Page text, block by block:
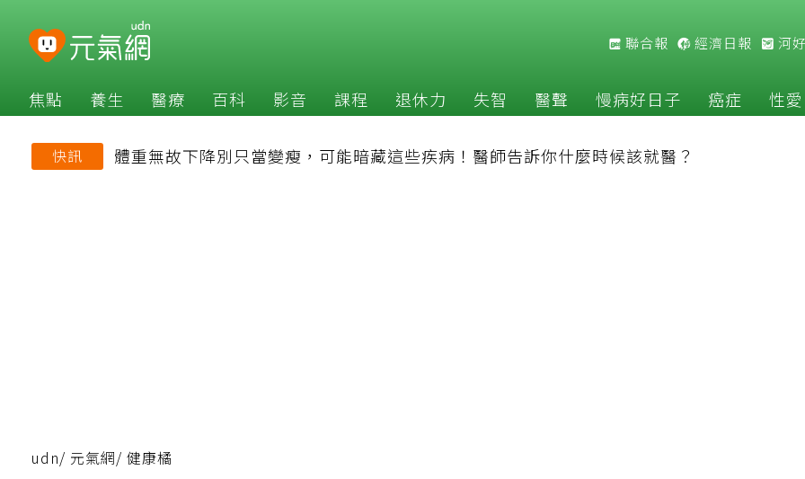
聯合報 經濟日報 河
焦點 養生 醫療 百科 影音 課程 退休力 失智 醫聲 慢病好日子 癌症 性愛
快訊 體重無故下降別只當變瘦，可能暗藏這些疾病！醫師告訴你什麼時候該就醫？
udn/ 元氣網/ 健康橘